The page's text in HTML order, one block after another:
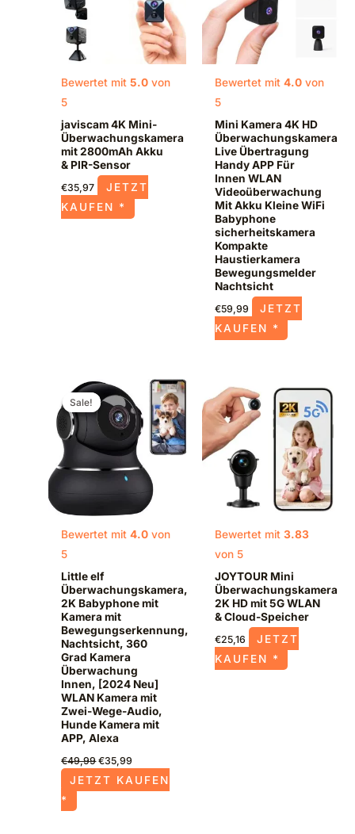
Bewertet mit5.0 von
5
javiscam 4K Mini-
Überwachungskamera
mit 2800mAh Akku
& PIR-Sensor
€35,97
JETZT
KAUFEN *
Bewertet mit 4.0von
5
Mini Kamera 4K HD
Überwachungskamera
Live Übertragung
Handy APP Für
Innen WLAN
Videoüberwachung
Mit Akku Kleine WiFi
Babyphone
sicherheitskamera
Kompakte
Haustierkamera
Bewegungsmelder
Nachtsicht
€59,99
JETZT
KAUFEN *
Sale!
Sale!
Bewertet mit4.0 von
5
Little elf
Überwachungskamera,
2K Babyphone mit
Kamera mit
Bewegungserkennung,
Nachtsicht, 360
Grad Kamera
Überwachung
Innen, [2024 Neu]
WLAN Kamera mit
Zwei-Wege-Audio,
Hunde Kamera mit
APP, Alexa
€49,99
Ursprünglicher
Preis
war:
€49,99
€35,99
Aktueller
Preis
ist:
€35,99.
JETZT KAUFEN
*
Bewertet mit 3.83
von 5
JOYTOUR Mini
Überwachungskamera
2K HD mit 5G WLAN
& Cloud-Speicher
€25,16
JETZT
KAUFEN *